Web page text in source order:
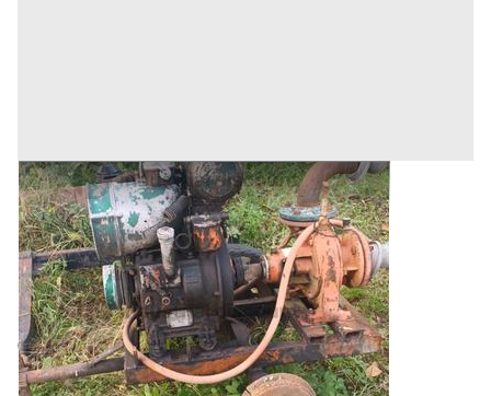
9#9736 Motopompa Slanzi
Inserito il: 17/02/2026
Amelia (Terni)
Annuncio scaduto
Prezzo
540 €
Codice annuncio:1688722678